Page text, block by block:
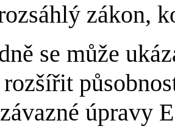
zákon,
se může
úpravy